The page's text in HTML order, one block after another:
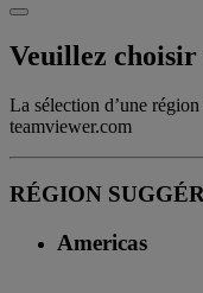
Veuillez
La sélection d’une
teamviewer.com
RÉGION
Americas